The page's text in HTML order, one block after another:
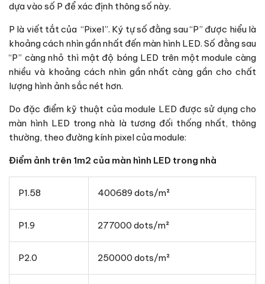
dựa vào số P để xác định thông số này.
P là viết tắt của “Pixel”. Ký tự số đằng sau “P” được hiểu là
khoảng cách nhìn gần nhất đến màn hình LED. Số đằng sau
“P” càng nhỏ thì mật độ bóng LED trên một module càng
nhiều và khoảng cách nhìn gần nhất càng gần cho chất
lượng hình ảnh sắc nét hơn.
Do đặc điểm kỹ thuật của module LED được sử dụng cho
màn hình LED trong nhà là tương đối thống nhất, thông
thường, theo đường kính pixel của module:
Điểm ảnh trên 1m2 của màn hình LED trong nhà
P1.58 400689 dots/m²
P1.9 277000 dots/m²
P2.0 250000 dots/m²